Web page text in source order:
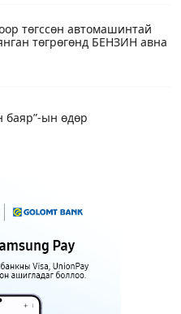
төгссөн автомашинтай
төгрөгөнд БЕНЗИН авна
баяр”-ын өдөр
дулаан байна
31 хэм дулаан байна